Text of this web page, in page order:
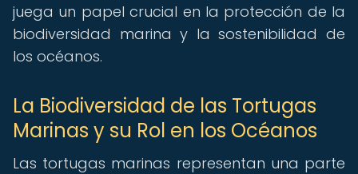
juega un papel crucial en la protección de la
biodiversidad marina y la sostenibilidad de
los océanos.
La Biodiversidad de las Tortugas
Marinas y su Rol en los Océanos
Las tortugas marinas representan una parte